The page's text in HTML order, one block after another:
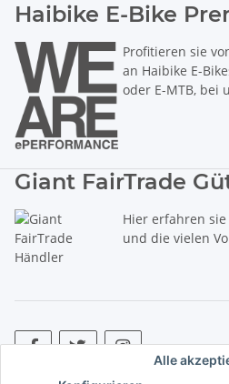
Alle
Haibike E-Bike
Profitieren sie
an Haibike E-
oder E-MTB, bei
Giant FairTrade
Hier erfahren
und die vielen